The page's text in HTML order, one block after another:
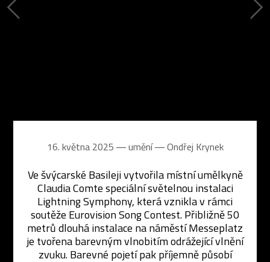
16. května 2025 ― umění ―Ondřej Krynek
Ve švýcarské Basileji vytvořila místní umělkyně
Claudia Comte speciální světelnou instalaci
Lightning Symphony, která vznikla v rámci
soutěže Eurovision Song Contest. Přibližně 50
metrů dlouhá instalace na náměstí Messeplatz
je tvořena barevným vlnobitím odrážející vlnění
zvuku. Barevné pojetí pak příjemně působí